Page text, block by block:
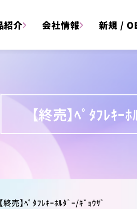
紹介
アイテム
会社情報 新規 /
【終売】ﾍﾟﾀﾌﾚｷｰ
【終売】ﾍﾟﾀﾌﾚｷｰﾎﾙﾀﾞｰ/ｷﾞｮｳｻﾞ